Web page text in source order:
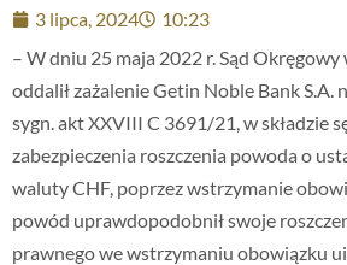
3 lipca, 2024
10:23
– W dniu 25 maja 2022 r. Sąd Okręgowy
oddalił zażalenie Getin Noble Bank
sygn. akt XXVIII C 3691/21, w składzie
zabezpieczenia roszczenia powoda o
waluty CHF, poprzez wstrzymanie
powód uprawdopodobnił swoje
prawnego we wstrzymaniu obowiązku